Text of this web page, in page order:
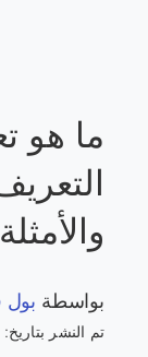
ما هو
بواسطة بول
تم النشر بتاريخ: